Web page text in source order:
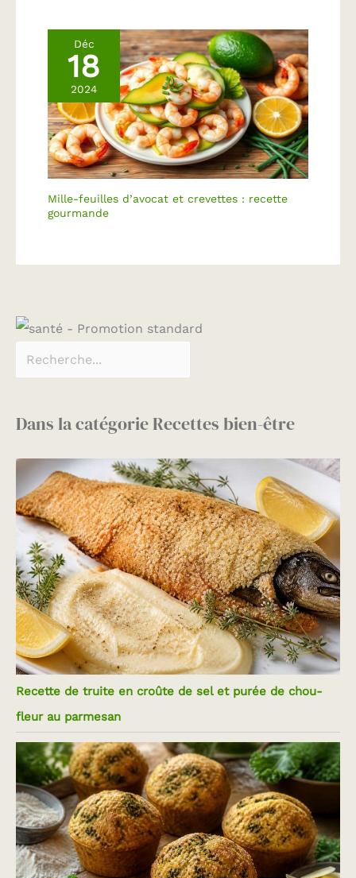
Déc
18
2024
Mille-feuilles d’avocat et crevettes : recette
gourmande
Dans la catégorie Recettes bien-être
Recette de truite en croûte de sel et purée de chou-
fleur au parmesan